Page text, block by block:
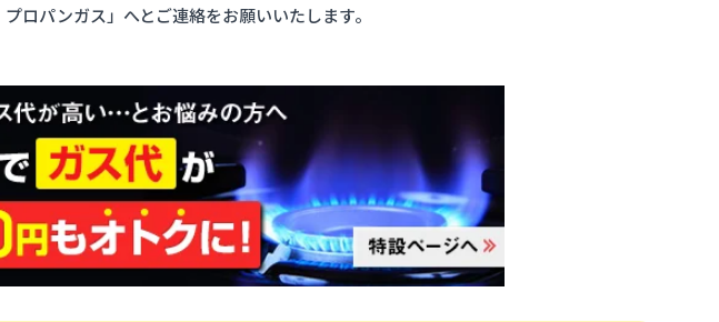
パンガス」へとご連絡をお願いいたします。